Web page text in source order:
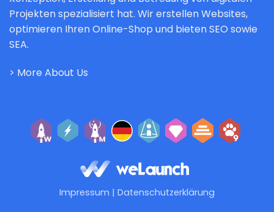
Projekten spezialisiert hat. Wir erstellen Websites,
optimieren Ihren Online-Shop und bieten SEO sowie
SEA.
> More About Us
Impressum | Datenschutzerklärung